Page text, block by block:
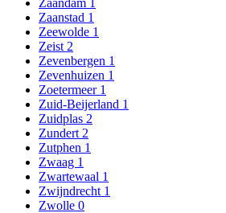
Zaanstad 1
Zeewolde 1
Zeist 2
Zevenbergen 1
Zevenhuizen 1
Zoetermeer 1
Zuid-Beijerland 1
Zuidplas 2
Zundert 2
Zutphen 1
Zwaag 1
Zwartewaal 1
Zwijndrecht 1
Zwolle 0